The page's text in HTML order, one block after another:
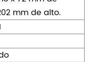
mm de alto.